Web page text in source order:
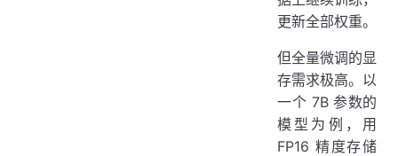
更新全部权重。
但全量微调的显
存需求极高。以
一个 7B 参数的
模型为例，用
FP16 精度存储